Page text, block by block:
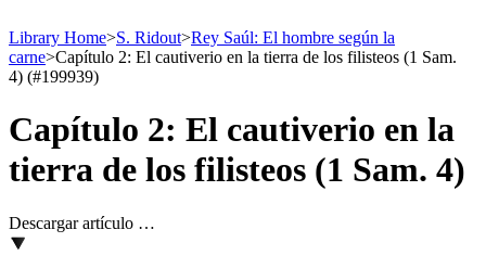
Library Home>S. Ridout>Rey Saúl: El hombre según la
carne>Capítulo 2: El cautiverio en la tierra de los filisteos (1 Sam.
4) (#199939)
Capítulo 2: El cautiverio en la
tierra de los filisteos (1 Sam. 4)
Descargar artículo …